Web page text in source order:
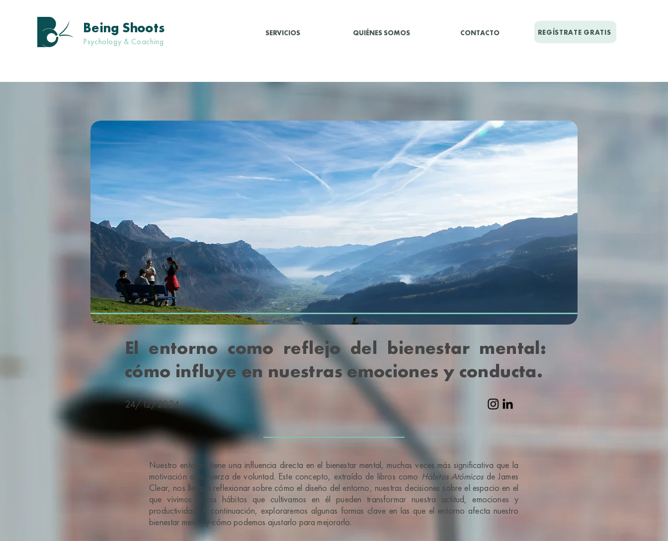
Being Shoots
Psychology & Coaching
SERVICIOS QUIÉNES SOMOS CONTACTO REGÍSTRATE GRATIS
El entorno como reflejo del bienestar mental:
cómo influye en nuestras emociones y conducta.
24/12/2024
Nuestro entorno tiene una influencia directa en el bienestar mental, muchas veces más significativa que la
motivación o la fuerza de voluntad. Este concepto, extraído de libros como Hábitos Atómicosde James
Clear, nos lleva a reflexionar sobre cómo el diseño del entorno, nuestras decisiones sobre el espacio en el
que vivimos y los hábitos que cultivamos en él pueden transformar nuestra actitud, emociones y
productividad. A continuación, exploraremos algunas formas clave en las que el entorno afecta nuestro
bienestar mental y cómo podemos ajustarlo para mejorarlo.